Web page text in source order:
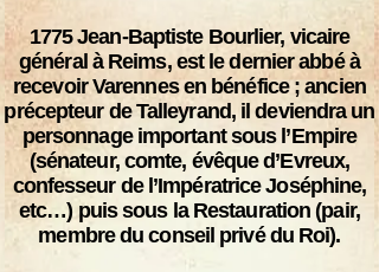
1775Jean-Baptiste Bourlier, vicaire
général à Reims, est le dernier abbé à
recevoir Varennes en bénéfice ; ancien
précepteur de Talleyrand, il deviendra un
personnage important sous l’Empire
(sénateur, comte, évêque d’Evreux,
confesseur de l’Impératrice Joséphine,
etc…) puis sous la Restauration (pair,
membre du conseil privé du Roi).